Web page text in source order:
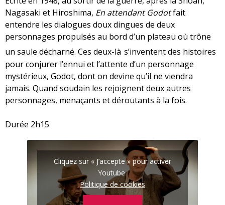
Nagasaki et Hiroshima, En attendant Godotfait
entendre les dialogues doux dingues de deux
personnages propulsés au bord d’un plateau où trône
un saule décharné. Ces deux-là s’inventent des histoires
pour conjurer l’ennui et l’attente d’un personnage
mystérieux, Godot, dont on devine qu’il ne viendra
jamais. Quand soudain les rejoignent deux autres
personnages, menaçants et déroutants à la fois.
Durée 2h15
Cliquez sur « J’accepte » pour activer
Youtube
Politique de cookies